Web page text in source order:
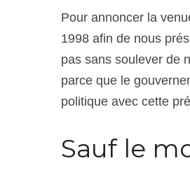
Pour annoncer la
1998 afin de nous
pas sans soulever de
parce que le
politique avec cette
Sauf le